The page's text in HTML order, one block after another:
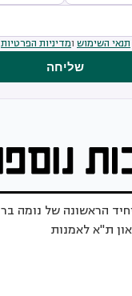
תנאי השימוש ומדיניות הפרטיות
שליחה